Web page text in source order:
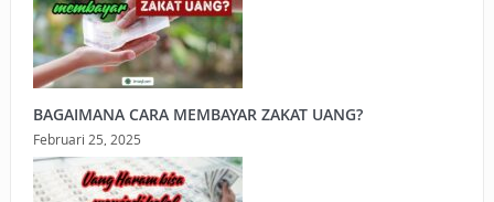
BAGAIMANA CARA MEMBAYAR ZAKAT UANG?
Februari 25, 2025